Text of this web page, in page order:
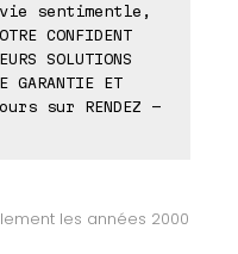
sentimentle,
CONFIDENT
SOLUTIONS
GARANTIE ET
sur RENDEZ -
les années 2000